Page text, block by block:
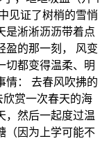
见证了树梢的雪悄
是淅淅沥沥带着点
盈的那一刻， 风变
切都变得温柔、明
情： 去春风吹拂的
赏一次春天的海
，然后一起度过温
（因为上学可能不